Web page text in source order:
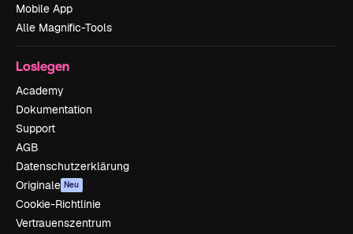
Mobile App
Alle Magnific-Tools
Loslegen
Academy
Dokumentation
Support
AGB
Datenschutzerklärung
Originale Neu
Cookie-Richtlinie
Vertrauenszentrum